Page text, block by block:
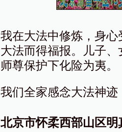
我在大法中修炼，身
大法而得福报。儿子
师尊保护下化险为夷。
我们全家感念大法神
北京市怀柔西部山区